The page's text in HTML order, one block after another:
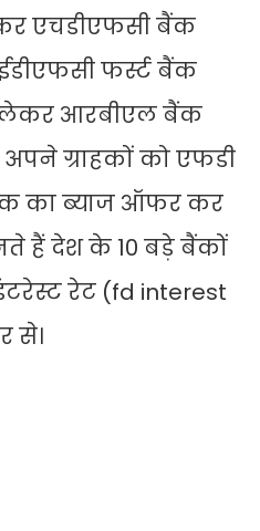
एचडीएफसी बैंक
फर्स्ट बैंक
लेकर आरबीएल बैंक
ग्राहकों को एफडी
का ब्याज ऑफर कर
हैं देश के 10 बड़े बैंकों
रेट (fd interest
से।